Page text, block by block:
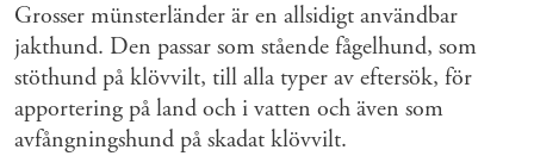
Grosser münsterländer är en allsidigt användbar
jakthund. Den passar som stående fågelhund, som
stöthund på klövvilt, till alla typer av eftersök, för
apportering på land och i vatten och även som
avfångningshund på skadat klövvilt.